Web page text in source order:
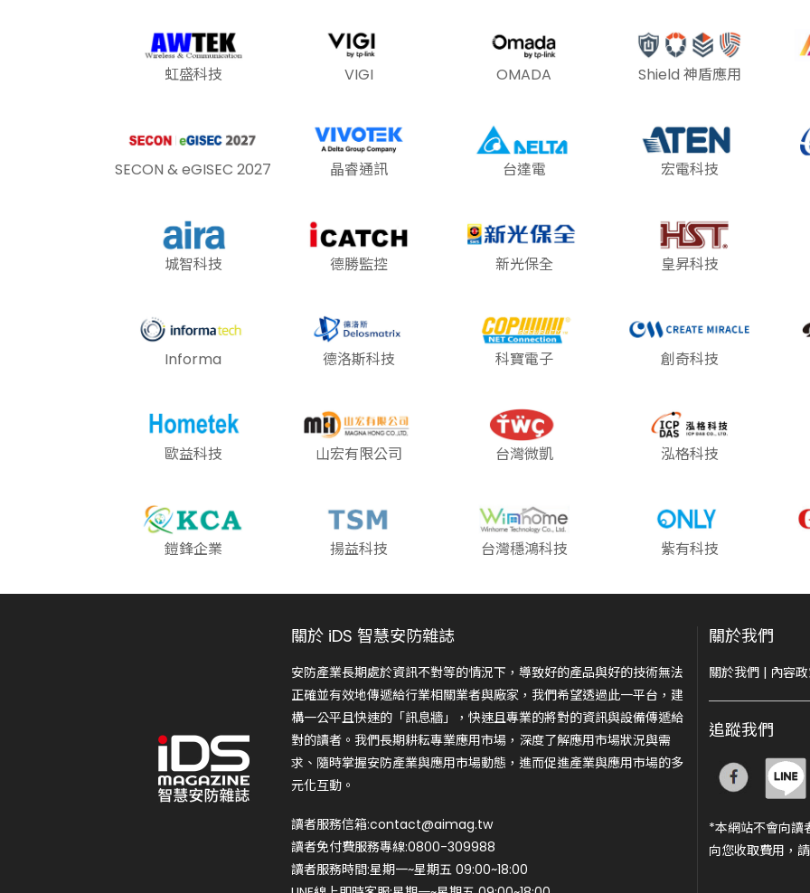
虹盛科技 VIGI OMADA Shield 神盾應用
SECON & eGISEC 2027 晶睿通訊 台達電 宏電科技
城智科技 德勝監控 新光保全 皇昇科技
Informa 德洛斯科技 科寶電子 創奇科技
歐益科技 山宏有限公司 台灣微凱 泓格科技
鎧鋒企業 揚益科技 台灣穩鴻科技 紫有科技
關於 iDS 智慧安防雜誌
安防產業長期處於資訊不對等的情況下，導致好的產品與好的技術無法
正確並有效地傳遞給行業相關業者與廠家，我們希望透過此一平台，建
構一公平且快速的「訊息牆」，快速且專業的將對的資訊與設備傳遞給
對的讀者。我們長期耕耘專業應用市場，深度了解應用市場狀況與需
求、隨時掌握安防產業與應用市場動態，進而促進產業與應用市場的多
元化互動。
讀者服務信箱:contact@aimag.tw
讀者免付費服務專線:0800-309988
讀者服務時間:星期一~星期五 09:00~18:00
關於我們
關於我們 | 內容
追蹤我們
*本網站不會向讀
向您收取費用，